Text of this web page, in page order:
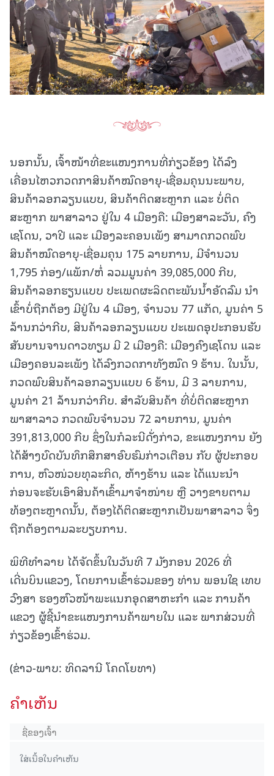
ນອກນັ້ນ, ເຈົ້າໜ້າທີ່ຂະແໜງການທີ່ກ່ຽວຂ້ອງ ໄດ້ລົງ
ເຄື່ອນໄຫວກວດກາສິນຄ້າໝົດອາຍຸ-ເຊື່ອມຄຸນນະພາບ,
ສິນຄ້າລອກລຽນແບບ, ສິນຄ້າຕິດສະຫຼາກ ແລະ ບໍ່ຕິດ
ສະຫຼາກ ພາສາລາວ ຢູ່ໃນ 4 ເມືອງຄື: ເມືອງສາລະວັນ, ຄົງ
ເຊໂດນ, ວາປີ ແລະ ເມືອງລະຄອນເພັງ ສາມາດກວດພົບ
ສິນຄ້າໝົດອາຍຸ-ເຊື່ອມຄຸນ 175 ລາຍການ, ມີຈໍານວນ
1,795 ກ່ອງ/ແພັກ/ຫໍ່ ລວມມູນຄ່າ 39,085,000 ກີບ,
ສິນຄ້າລອກຮຽນແບບ ປະເພດຜະລິດຕະພັນນໍ້າອັດລົມ ນໍາ
ເຂົ້າບໍ່ຖືກຕ້ອງ ມີຢູ່ໃນ 4 ເມືອງ, ຈໍານວນ 77 ແກັດ, ມູນຄ່າ 5
ລ້ານກວ່າກີບ, ສິນຄ້າລອກລຽນແບບ ປະເພດອຸປະກອນຮັບ
ສັນຍານຈານດາວທຽມ ມີ 2 ເມືອງຄື: ເມືອງຄົງເຊໂດນ ແລະ
ເມືອງຄອນລະເພັງ ໄດ້ລົງກວດກາທັງໝົດ 9 ຮ້ານ. ໃນນັ້ນ,
ກວດພົບສິນຄ້າລອກລຽນແບບ 6 ຮ້ານ, ມີ 3 ລາຍການ,
ມູນຄ່າ 21 ລ້ານກວ່າກີບ. ສໍາລັບສິນຄ້າ ທີ່ບໍ່ຕິດສະຫຼາກ
ພາສາລາວ ກວດພົບຈໍານວນ 72 ລາຍການ, ມູນຄ່າ
391,813,000 ກີບ ຊຶ່ງໃນກໍລະນີດັ່ງກ່າວ, ຂະແໜງການ ຍັງ
ໄດ້ສ້າງບົດບັນທຶກສຶກສາອົບຮົມກ່າວເຕືອນ ກັບ ຜູ້ປະກອບ
ການ, ຫົວໜ່ວຍທຸລະກິດ, ຫ້າງຮ້ານ ແລະ ໄດ້ແນະນໍາ
ກ່ອນຈະຮັບເອົາສິນຄ້າເຂົ້າມາຈໍາໜ່າຍ ຫຼື ວາງຂາຍຕາມ
ທ້ອງຕະຫຼາດນັ້ນ, ຕ້ອງໄດ້ຕິດສະຫຼາກເປັນພາສາລາວ ຈຶ່ງ
ຖືກຕ້ອງຕາມລະບຽບການ.
ພິທີທຳລາຍ ໄດ້ຈັດຂຶ້ນໃນວັນທີ 7 ມັງກອນ 2026 ທີ່
ເດີ່ນບິນແຂວງ, ໂດຍການເຂົ້າຮ່ວມຂອງ ທ່ານ ພອນໃຊ ເທບ
ວົງສາ ຮອງຫົວໜ້າພະແນກອຸດສາຫະກຳ ແລະ ການຄ້າ
ແຂວງ ຜູ້ຊີ້ນໍາຂະແໜງການຄ້າພາຍໃນ ແລະ ພາກສ່ວນທີ່
ກ່ຽວຂ້ອງເຂົ້າຮ່ວມ.
(ຂ່າວ-ພາບ: ທິດລານີ ໂຄດໂຍທາ)
ຄໍາເຫັນ